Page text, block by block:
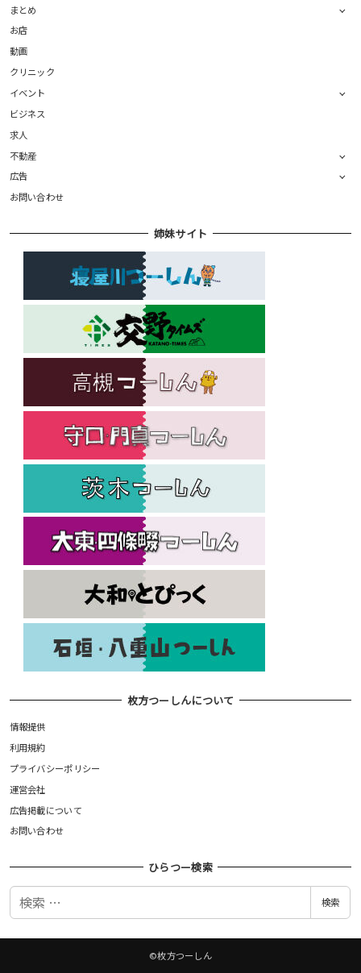
まとめ
お店
動画
クリニック
イベント
ビジネス
求人
不動産
広告
お問い合わせ
姉妹サイト
枚方つーしんについて
情報提供
利用規約
プライバシーポリシー
運営会社
広告掲載について
お問い合わせ
ひらつー検索
検
検索
©枚方つーしん